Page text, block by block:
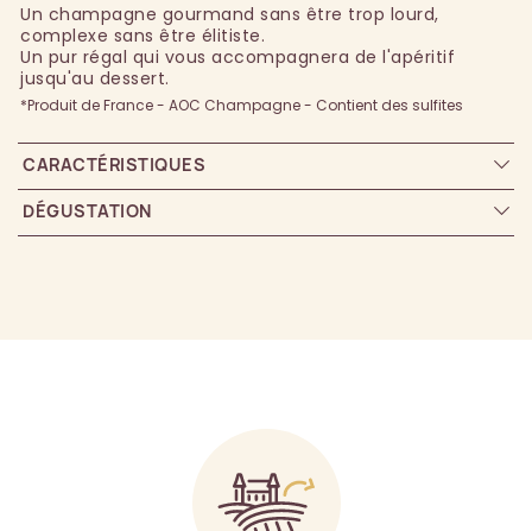
Un champagne gourmand sans être trop lourd,
complexe sans être élitiste.
Un pur régal qui vous accompagnera de l'apéritif
jusqu'au dessert.
*Produit de France - AOC Champagne - Contient des sulfites
CARACTÉRISTIQUES
DÉGUSTATION